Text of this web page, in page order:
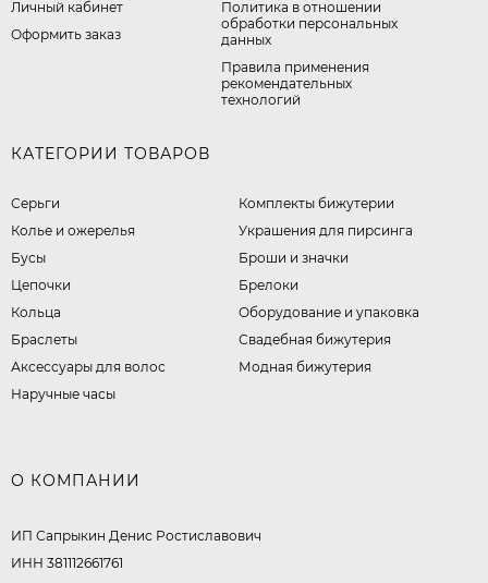
Личный кабинет
Оформить заказ
​Политика в отношении
обработки персональных
данных
Правила применения
рекомендательных
технологий
КАТЕГОРИИ ТОВАРОВ
Серьги
Колье и ожерелья
Бусы
Цепочки
Кольца
Браслеты
Аксессуары для волос
Наручные часы
Комплекты бижутерии
Украшения для пирсинга
Броши и значки
Брелоки
Оборудование и упаковка
Свадебная бижутерия
Модная бижутерия
О КОМПАНИИ
ИП Сапрыкин Денис Ростиславович
ИНН 381112661761